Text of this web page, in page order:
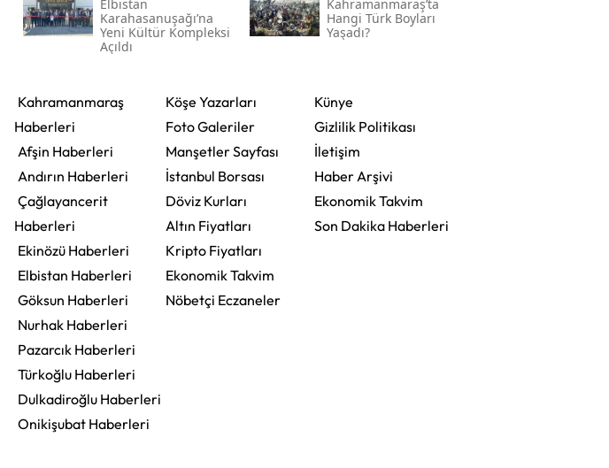
Elbistan
Karahasanuşağı’na
Yeni Kültür Kompleksi
Açıldı
Kahramanmaraş’ta
Hangi Türk Boyları
Yaşadı?
Kahramanmaraş
Haberleri
Afşin Haberleri
Andırın Haberleri
Çağlayancerit
Haberleri
Ekinözü Haberleri
Elbistan Haberleri
Göksun Haberleri
Nurhak Haberleri
Pazarcık Haberleri
Türkoğlu Haberleri
Dulkadiroğlu Haberleri
Onikişubat Haberleri
Köşe Yazarları
Foto Galeriler
Manşetler Sayfası
İstanbul Borsası
Döviz Kurları
Altın Fiyatları
Kripto Fiyatları
Ekonomik Takvim
Nöbetçi Eczaneler
Künye
Gizlilik Politikası
İletişim
Haber Arşivi
Ekonomik Takvim
Son Dakika Haberleri